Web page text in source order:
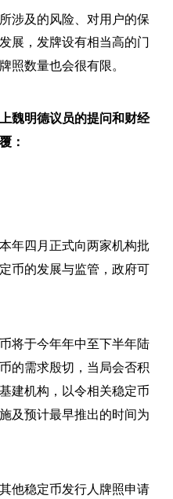
涉及的风险、对用户的保
展，发牌设有相当高的门
照数量也会很有限。
魏明德议员的提问和财经
：
年四月正式向两家机构批
币的发展与监管，政府可
将于今年年中至下半年陆
的需求殷切，当局会否积
建机构，以令相关稳定币
及预计最早推出的时间为
他稳定币发行人牌照申请